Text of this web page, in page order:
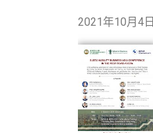
2021年10月4日